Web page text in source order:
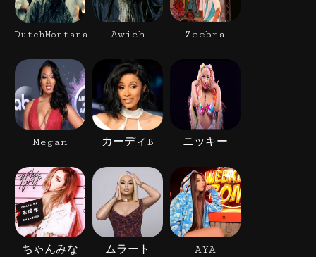
DutchMontana Awich Zeebra
Megan カーディB ニッキー
ちゃんみな ムラート AYA